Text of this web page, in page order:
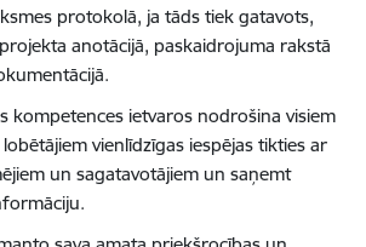
protokolā, ja tāds tiek gatavots,
anotācijā, paskaidrojuma rakstā
kompetences ietvaros nodrošina visiem
vienlīdzīgas iespējas tikties ar
un sagatavotājiem un saņemt